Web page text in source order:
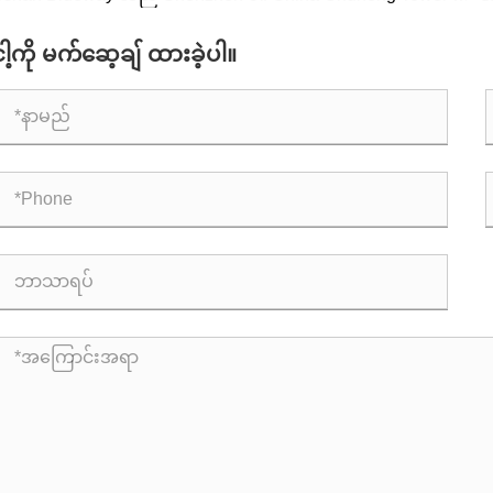
အ
ားရေးအပန်းဖြေမှုကို မည်သို့အဓိပ္ပာယ်ဖွင့်ဆိုသနည်း။
ါ့ကို မက်ဆေ့ချ် ထားခဲ့ပါ။